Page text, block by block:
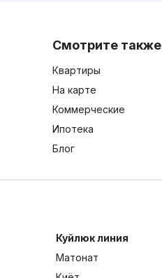
Смотрите также
Квартиры
На карте
Коммерческие
Ипотека
Блог
Куйлюк линия
Матонат